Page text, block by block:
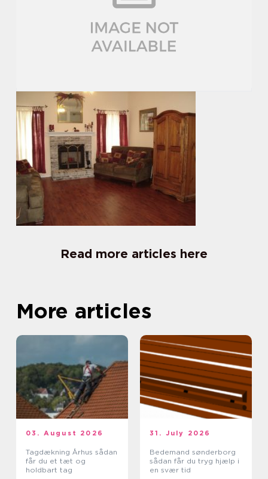
Read more articles here
More articles
03. August 2026
Tagdækning Århus sådan
får du et tæt og
holdbart tag
31. July 2026
Bedemand sønderborg
sådan får du tryg hjælp i
en svær tid